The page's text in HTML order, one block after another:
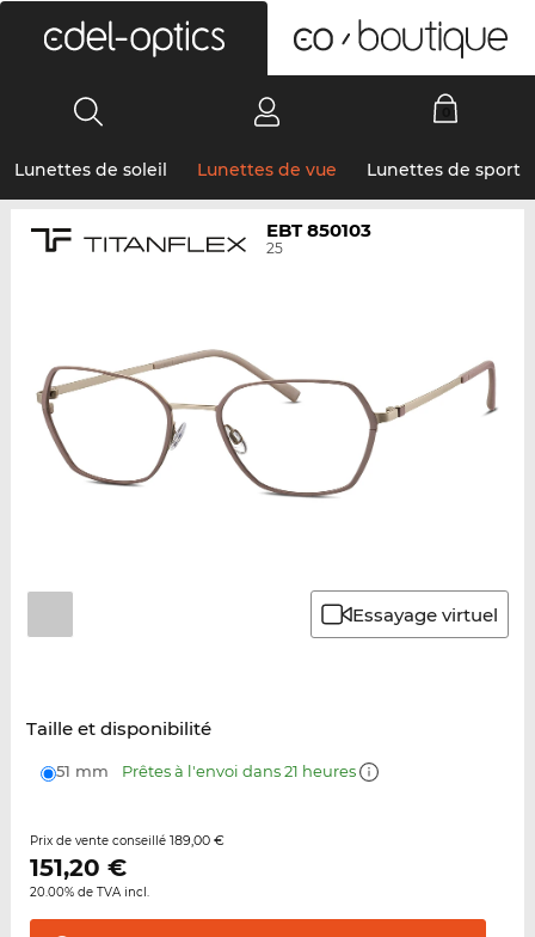
Lunettes de soleil Lunettes de vue Lunettes de sport
EBT 850103
25
Essayage virtuel
Taille et disponibilité
51 mm Prêtes à l'envoi dans 21 heures
Prix de vente conseillé 189,00 €
151,20 €
20.00% de TVA incl.